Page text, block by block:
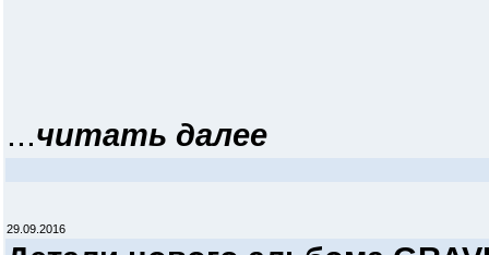
...читать далее
29.09.2016